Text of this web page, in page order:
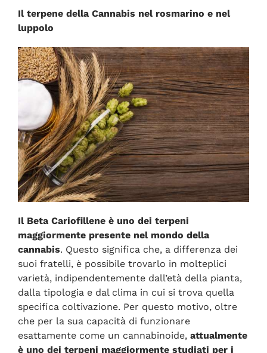
Il terpene della Cannabis nel rosmarino e nel
luppolo
Il Beta Cariofillene è uno dei terpeni
maggiormente presente nel mondo della
cannabis. Questo significa che, a differenza dei
suoi fratelli, è possibile trovarlo in molteplici
varietà, indipendentemente dall’età della pianta,
dalla tipologia e dal clima in cui si trova quella
specifica coltivazione. Per questo motivo, oltre
che per la sua capacità di funzionare
esattamente come un cannabinoide, attualmente
è uno dei terpeni maggiormente studiati per i